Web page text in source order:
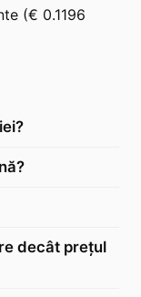
(€ 0.1196
decât prețul